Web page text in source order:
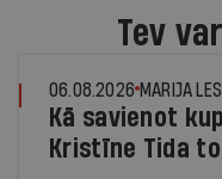
Tev
06.08.2026 MARIJA
Kā savienot
Kristīne Tida